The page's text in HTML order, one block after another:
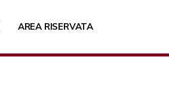
AREA RISERVATA